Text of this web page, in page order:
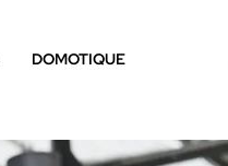
DOMOTIQUE